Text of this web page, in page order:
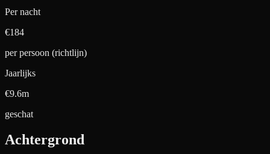
Per nacht
€184
per persoon (richtlijn)
Jaarlijks
€9.6m
geschat
Achtergrond